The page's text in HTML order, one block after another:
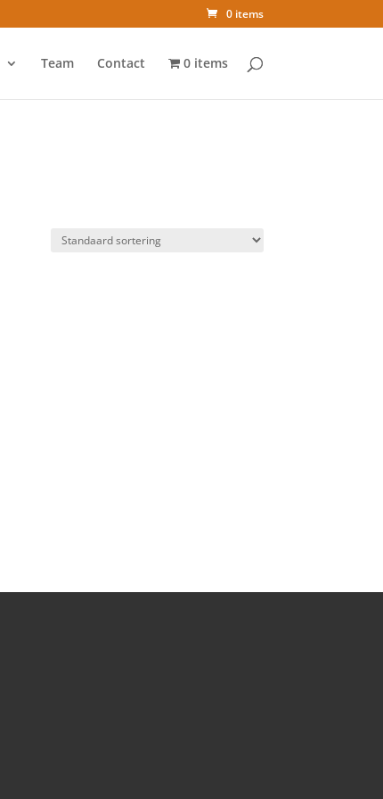
0 items
Team Contact 0 items